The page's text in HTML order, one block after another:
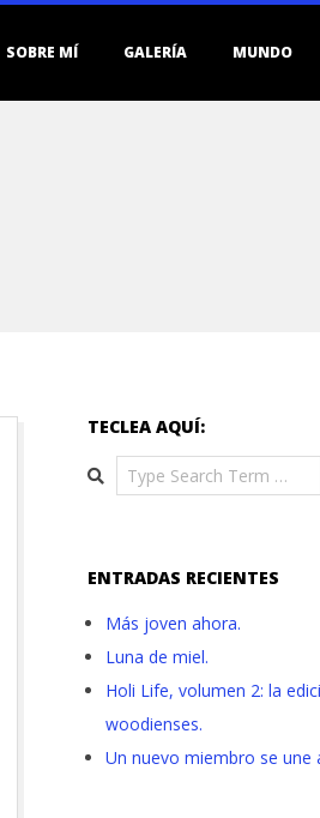
SOBRE MÍ GALERÍA MUNDO
TECLEA AQUÍ:
Search
ENTRADAS RECIENTES
Más joven ahora.
Luna de miel.
Holi Life, volumen 2: la
woodienses.
Un nuevo miembro se une